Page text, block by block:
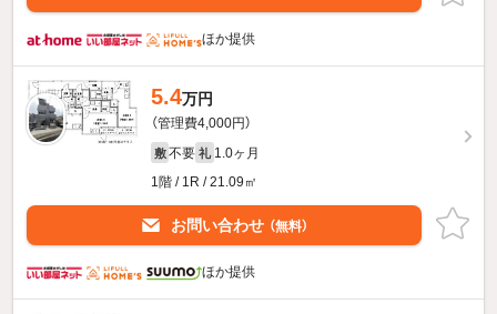
ほか提供
5.4万円
（管理費4,000円）
敷 不要 礼 1.0ヶ月
1階 / 1R / 21.09㎡
お問い合わせ （無料）
ほか提供